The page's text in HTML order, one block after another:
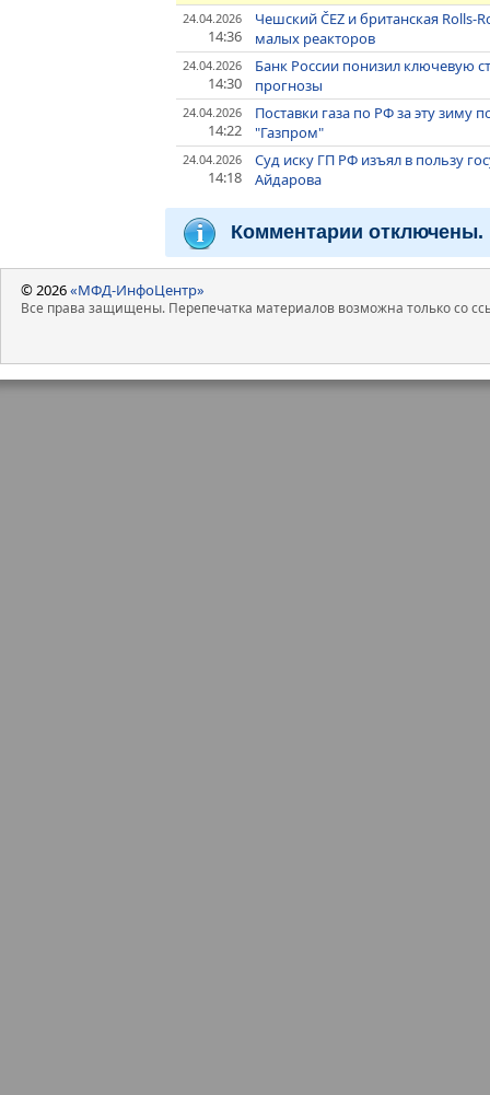
24.04.2026
14:36
Чешский ČEZ и британская Rolls-
малых реакторов
24.04.2026
14:30
Банк России понизил ключевую
прогнозы
24.04.2026
14:22
Поставки газа по РФ за эту зиму
"Газпром"
24.04.2026
14:18
Суд иску ГП РФ изъял в пользу
Айдарова
Комментарии отключены.
© 2026«МФД-ИнфоЦентр»
Все права защищены. Перепечатка материалов возможна только со